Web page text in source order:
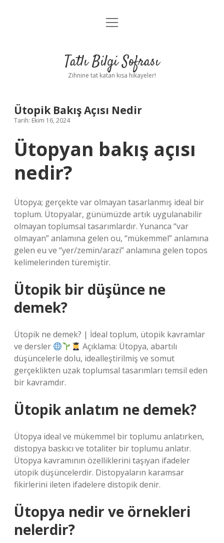
Anasayfa
Yasal Uyarı
menüyü
Tatlı Bilgi Sofrası
Zihnine tat katan kısa hikayeler!
Ütopik Bakış Açısı Nedir
Tarih: Ekim 16, 2024
Ütopyan bakış açısı
nedir?
Ütopya; gerçekte var olmayan tasarlanmış ideal bir
toplum. Ütopyalar, günümüzde artık uygulanabilir
olmayan toplumsal tasarımlardır. Yunanca “var
olmayan” anlamına gelen ou, “mükemmel” anlamına
gelen eu ve “yer/zemin/arazi” anlamına gelen topos
kelimelerinden türemiştir.
Ütopik bir düşünce ne
demek?
Ütopik ne demek? | İdeal toplum, ütopik kavramlar
ve dersler
Açıklama: Ütopya, abartılı
düşüncelerle dolu, idealleştirilmiş ve somut
gerçeklikten uzak toplumsal tasarımları temsil eden
bir kavramdır.
Ütopik anlatım ne demek?
Ütopya ideal ve mükemmel bir toplumu anlatırken,
distopya baskıcı ve totaliter bir toplumu anlatır.
Ütopya kavramının özelliklerini taşıyan ifadeler
ütopik düşüncelerdir. Distopyaların karamsar
fikirlerini ileten ifadelere distopik denir.
Ütopya nedir ve örnekleri
nelerdir?